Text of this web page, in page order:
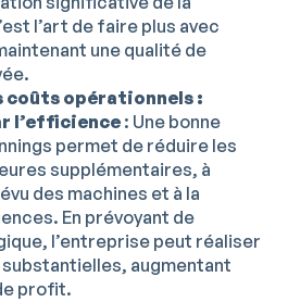
l’art de faire plus avec
une qualité de
coûts opérationnels :
l’efficience : Une bonne
permet de réduire les
supplémentaires, à
des machines et à la
En prévoyant de
l’entreprise peut réaliser
augmentant
profit.